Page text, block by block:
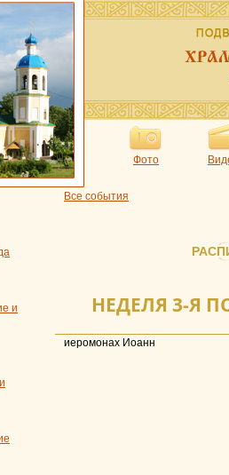
Фото
и
Все события
НЕДЕЛЯ 3-Я
иеромонах Иоанн